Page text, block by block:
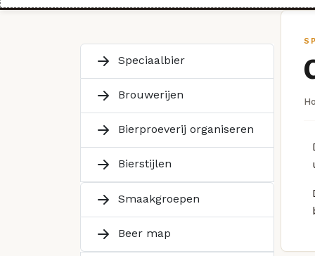
Speciaalbier
Brouwerijen
Bierproeverij organiseren
Bierstijlen
Smaakgroepen
Beer map